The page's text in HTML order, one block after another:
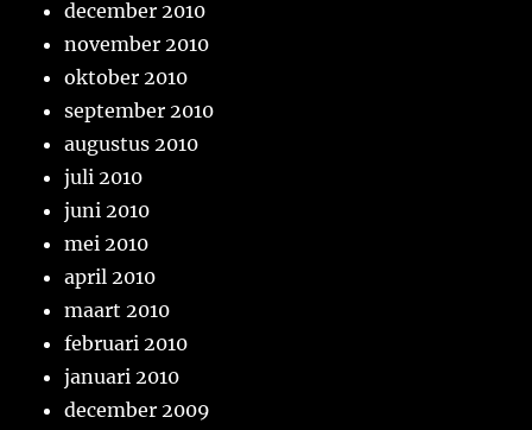
december 2010
november 2010
oktober 2010
september 2010
augustus 2010
juli 2010
juni 2010
mei 2010
april 2010
maart 2010
februari 2010
januari 2010
december 2009